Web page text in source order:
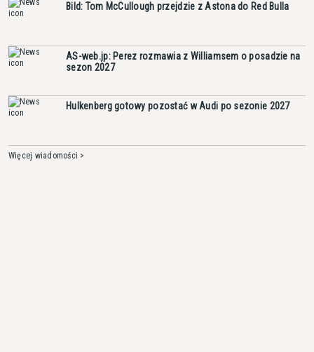
Bild: Tom McCullough przejdzie z Astona do Red Bulla
AS-web.jp: Perez rozmawia z Williamsem o posadzie na
sezon 2027
Hulkenberg gotowy pozostać w Audi po sezonie 2027
Więcej wiadomości >